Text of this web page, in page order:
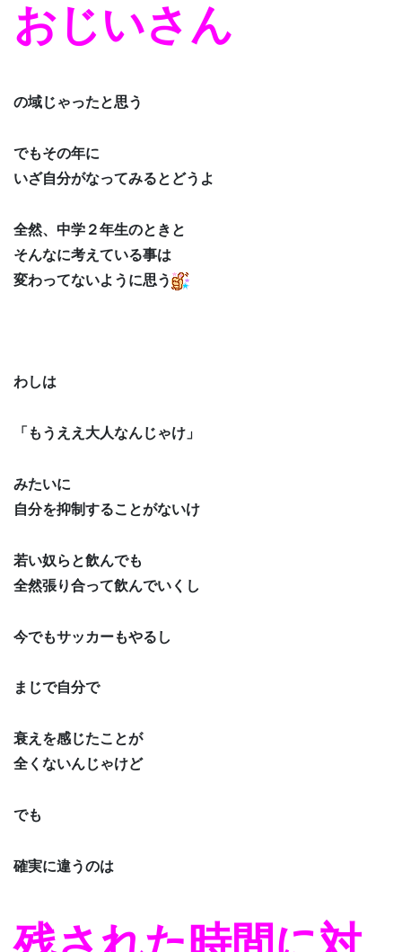
おじいさん
の域じゃったと思う
でもその年に
いざ自分がなってみるとどうよ
全然、中学２年生のときと
そんなに考えている事は
変わってないように思う
わしは
「もうええ大人なんじゃけ」
みたいに
自分を抑制することがないけ
若い奴らと飲んでも
全然張り合って飲んでいくし
今でもサッカーもやるし
まじで自分で
衰えを感じたことが
全くないんじゃけど
でも
確実に違うのは